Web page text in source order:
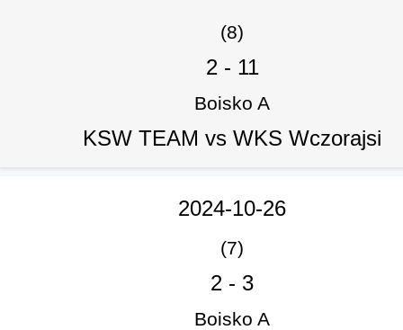
(8)
2- 11
Boisko A
KSW TEAM vs WKS Wczorajsi
2024-10-26
(7)
2 - 3
Boisko A